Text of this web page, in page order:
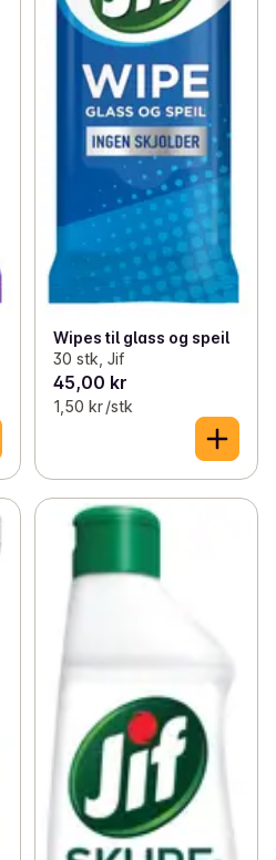
Wipes til glass og speil
30 stk, Jif
45,00 kr
1,50 kr /stk